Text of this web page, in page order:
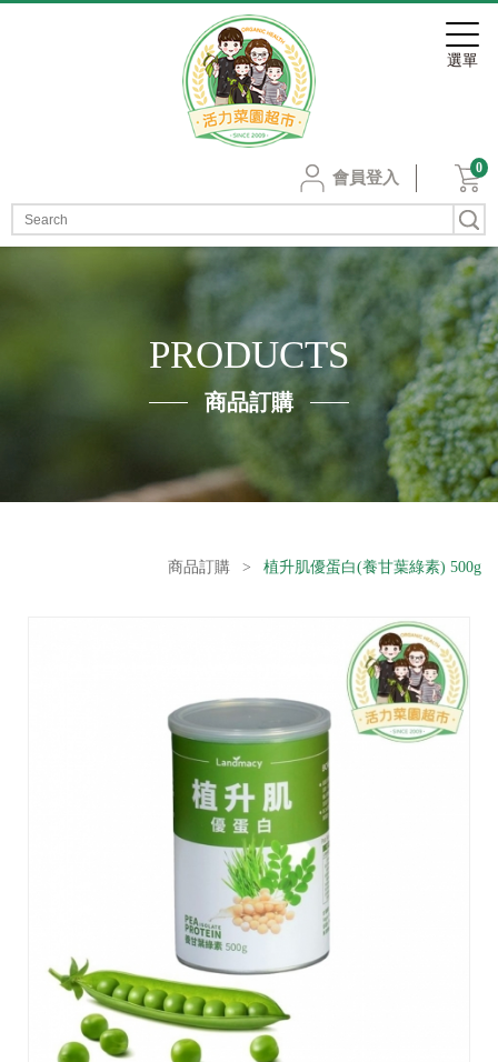
會員登入
0
PRODUCTS
商品訂購
商品訂購 > 植升肌優蛋白(養甘葉綠素) 500g